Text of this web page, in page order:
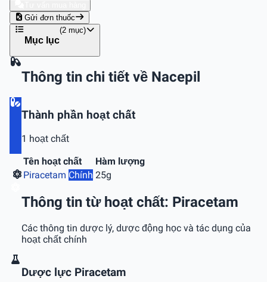
Gửi đơn thuốc
Mục lục
(2 mục)
Thông tin chi tiết về Nacepil
Thành phần hoạt chất
1 hoạt chất
Tên hoạt chất
Hàm lượng
Piracetam Chính 25g
Thông tin từ hoạt chất: Piracetam
Các thông tin dược lý, dược động học và tác dụng của
hoạt chất chính
Dược lực Piracetam